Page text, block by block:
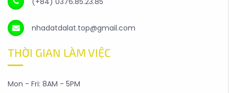
nhadatdalat.top@gmail.com
THỜI GIAN LÀM VIỆC
Mon - Fri: 8AM - 5PM